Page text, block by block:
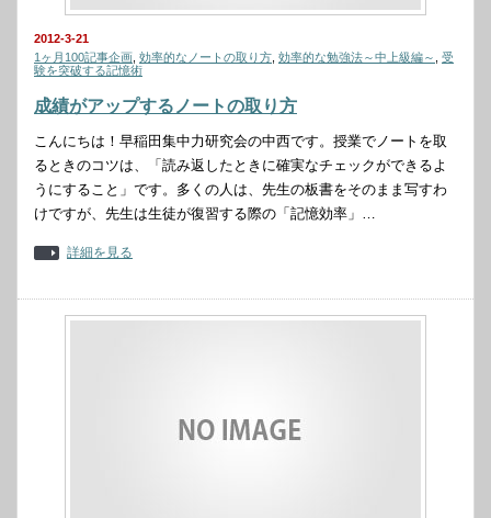
2012-3-21
1ヶ月100記事企画 効率的なノートの取り方 効率的な勉強法～中上級編～
受
験を突破する記憶術
成績がアップするノートの取り方
こんにちは！早稲田集中力研究会の中西です。授業でノートを取
るときのコツは、「読み返したときに確実なチェックができるよ
うにすること」です。多くの人は、先生の板書をそのまま写すわ
けですが、先生は生徒が復習する際の「記憶効率」…
詳細を見る